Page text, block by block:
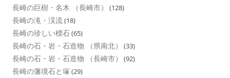
長崎の巨樹・名木 （長崎市） (128)
長崎の滝・渓流(18)
長崎の珍しい標石(65)
長崎の石・岩・石造物 （県南北） (33)
長崎の石・岩・石造物 （長崎市） (92)
長崎の藩境石と塚 (29)